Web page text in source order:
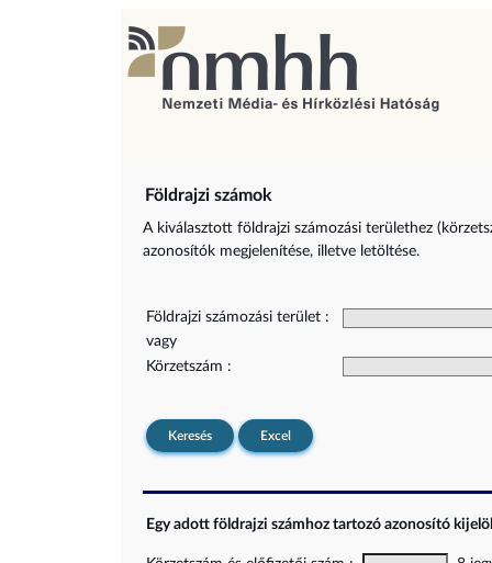
Földrajzi számok
A kiválasztott földrajzi számozási területhez
azonosítók megjelenítése, illetve letöltése.
Földrajzi számozási terület :
vagy
Körzetszám :
Keresés Excel
Egy adott földrajzi számhoz tartozó azonosító